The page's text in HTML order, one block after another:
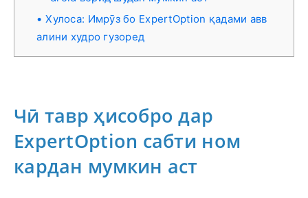
Хулоса: Имрӯз бо ExpertOption қадами авв
алини худро гузоред
Чӣ тавр ҳисобро дар
ExpertOption сабти ном
кардан мумкин аст